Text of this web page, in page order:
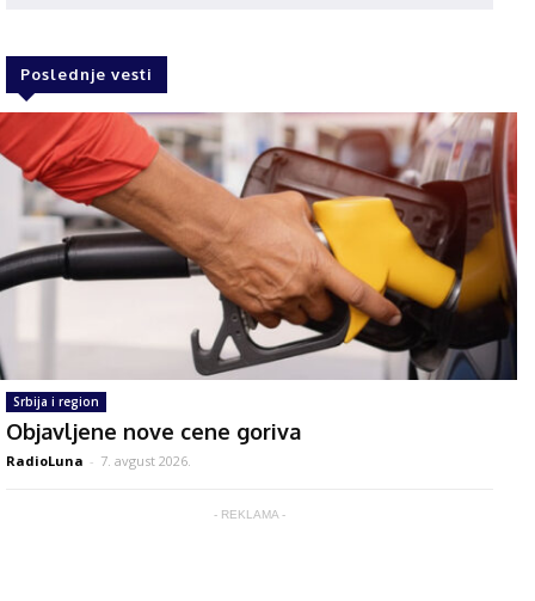
Poslednje vesti
Srbija i region
Objavljene nove cene goriva
RadioLuna - 7. avgust 2026.
- REKLAMA -